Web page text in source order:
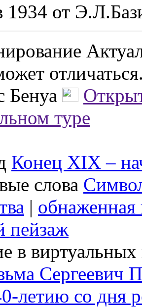
1934 от
Бенуа
туре
Конец XIX –
слова
| обнаженная
пейзаж
в
со дня